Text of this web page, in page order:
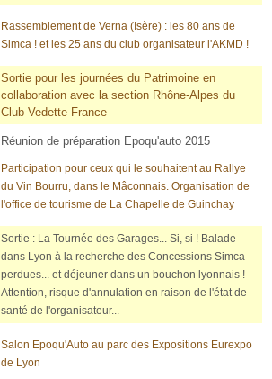
Rassemblement de Verna (Isère) : les 80 ans de
Simca ! et les 25 ans du club organisateur l'AKMD !
Sortie pour les journées du Patrimoine en
collaboration avec la section Rhône-Alpes du
Club Vedette France
Réunion de préparation Epoqu'auto 2015
Participation pour ceux qui le souhaitent au Rallye
du Vin Bourru, dans le Mâconnais. Organisation de
l'office de tourisme de La Chapelle de Guinchay
Sortie : La Tournée des Garages... Si, si ! Balade
dans Lyon à la recherche des Concessions Simca
perdues... et déjeuner dans un bouchon lyonnais !
Attention, risque d'annulation en raison de l'état de
santé de l'organisateur...
Salon Epoqu'Auto au parc des Expositions Eurexpo
de Lyon